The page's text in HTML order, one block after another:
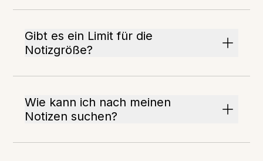
Gibt es ein Limit für die
Notizgröße?
Wie kann ich nach meinen
Notizen suchen?